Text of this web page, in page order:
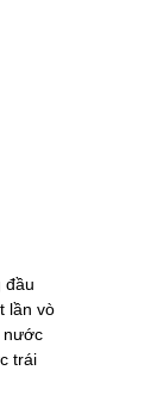
đầu
lần vò
nước
trái